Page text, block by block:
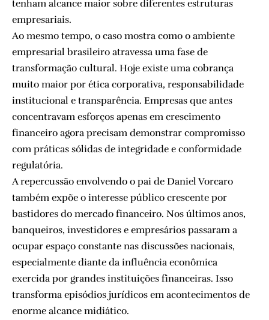
tenham alcance maior sobre diferentes estruturas
empresariais.
Ao mesmo tempo, o caso mostra como o ambiente
empresarial brasileiro atravessa uma fase de
transformação cultural. Hoje existe uma cobrança
muito maior por ética corporativa, responsabilidade
institucional e transparência. Empresas que antes
concentravam esforços apenas em crescimento
financeiro agora precisam demonstrar compromisso
com práticas sólidas de integridade e conformidade
regulatória.
A repercussão envolvendo o pai de Daniel Vorcaro
também expõe o interesse público crescente por
bastidores do mercado financeiro. Nos últimos anos,
banqueiros, investidores e empresários passaram a
ocupar espaço constante nas discussões nacionais,
especialmente diante da influência econômica
exercida por grandes instituições financeiras. Isso
transforma episódios jurídicos em acontecimentos de
enorme alcance midiático.